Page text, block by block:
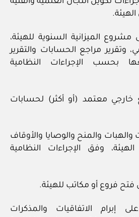
مشروع الميزانية السنوية للهيئة،
وتقرير مراجع الحسابات والتقرير
بحسب الإجراءات النظامية
خارجي معتمد (أو أكثر) لحسابات
والهبات والمنح والوصايا والأوقاف
وفق الإجراءات النظامية
إبرام الاتفاقيات والمذكرات